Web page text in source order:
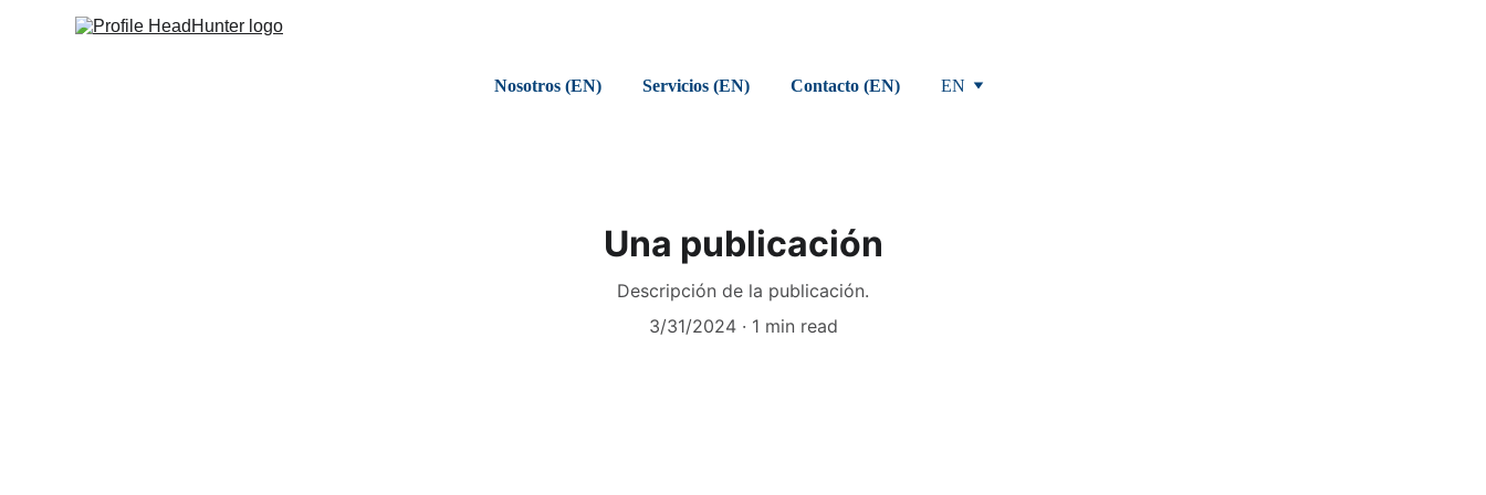
Nosotros (EN) Servicios (EN) Contacto (EN) EN
Una publicación
Descripción de la publicación.
3/31/2024
1 min read